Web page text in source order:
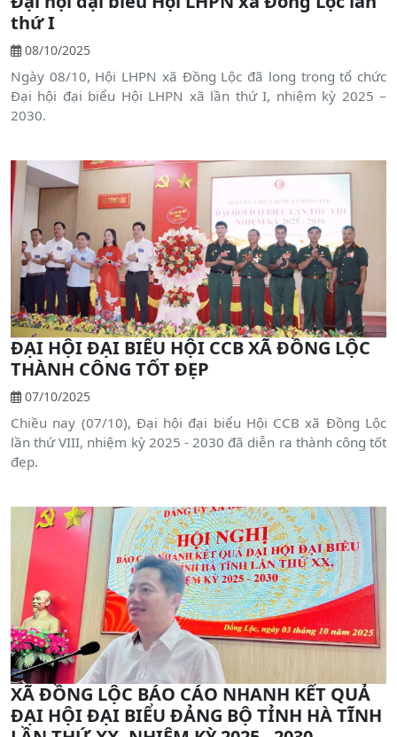
thứ I
08/10/2025
Ngày 08/10, Hội LHPN xã Đồng Lộc đã long trọng tổ chức
Đại hội đại biểu Hội LHPN xã lần thứ I, nhiệm kỳ 2025 –
2030.
ĐẠI HỘI ĐẠI BIỂU HỘI CCB XÃ ĐỒNG LỘC
THÀNH CÔNG TỐT ĐẸP
07/10/2025
Chiều nay (07/10), Đại hội đại biểu Hội CCB xã Đồng Lộc
lần thứ VIII, nhiệm kỳ 2025 - 2030 đã diễn ra thành công tốt
đẹp.
XÃ ĐỒNG LỘC BÁO CÁO NHANH KẾT QUẢ
ĐẠI HỘI ĐẠI BIỂU ĐẢNG BỘ TỈNH HÀ TĨNH